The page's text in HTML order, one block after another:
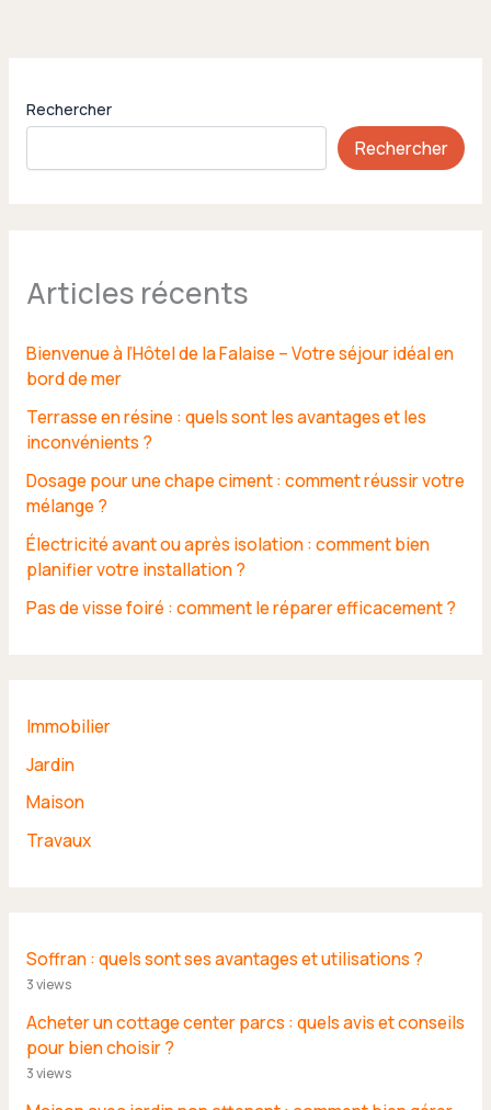
Rechercher
Rechercher
Articles récents
Bienvenue à l’Hôtel de la Falaise – Votre séjour idéal en
bord de mer
Terrasse en résine : quels sont les avantages et les
inconvénients ?
Dosage pour une chape ciment : comment réussir votre
mélange ?
Électricité avant ou après isolation : comment bien
planifier votre installation ?
Pas de visse foiré : comment le réparer efficacement ?
Immobilier
Jardin
Maison
Travaux
Soffran : quels sont ses avantages et utilisations ?
3 views
Acheter un cottage center parcs : quels avis et conseils
pour bien choisir ?
3 views